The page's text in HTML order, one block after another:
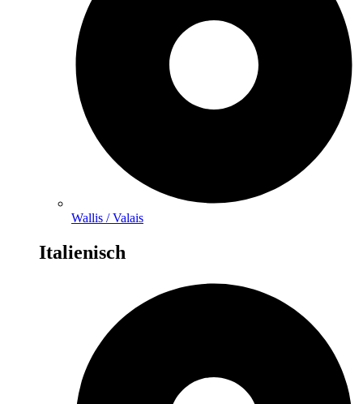
Wallis / Valais
Italienisch